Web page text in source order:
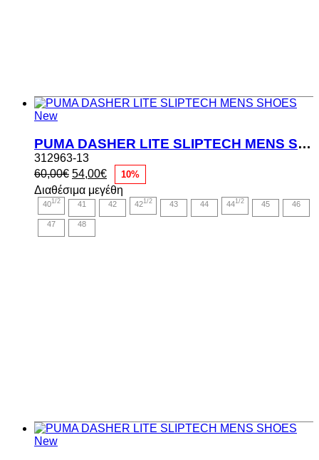
New
PUMA DASHER LITE SLIPTECH MENS SHOES
312963-13
60,00€ Original
price
was:
60,00€.
54,00€Η
τρέχουσα
τιμή
είναι:
10%
Διαθέσιμα μεγέθη
401/2 41 42 421/2 43 44 441/2 45 46
47 48
New